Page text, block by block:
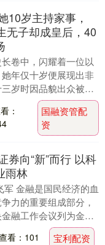
10岁主持家事，
无子却成皇后，40
卷中，闪耀着一位以
年仅十岁便展现出非
岁时因品貌出众被选
育有子嗣，却以高尚的
：
国融资管配
资
券向“新”而行 以科
雨林
金融是国民经济的血
力的重要组成部分，
融工作会议列为金
首。作为广州唯一市属
看：101 宝利配资